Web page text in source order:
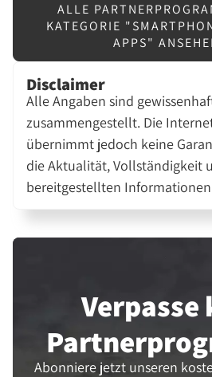
ALLE
KATEGORIE
APPS"
Disclaimer
Alle Angaben sind
zusammengestellt. Die
übernimmt jedoch keine
die Aktualität, Vollständigkeit
bereitgestellten
Verpasse
Abonniere jetzt unseren